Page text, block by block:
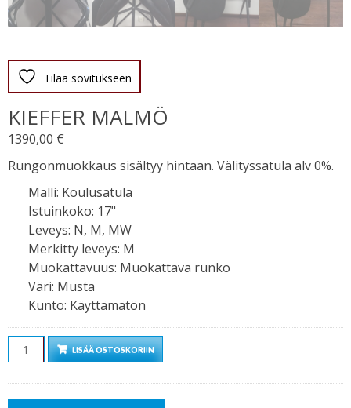
Tilaa sovitukseen
KIEFFER MALMÖ
1390,00 €
Rungonmuokkaus sisältyy hintaan. Välityssatula alv 0%.
Malli: Koulusatula
Istuinkoko: 17"
Leveys: N, M, MW
Merkitty leveys: M
Muokattavuus: Muokattava runko
Väri: Musta
Kunto: Käyttämätön
Määrä LISÄÄ OSTOSKORIIN